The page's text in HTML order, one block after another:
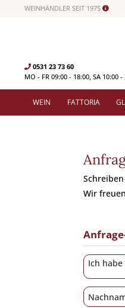
WEINHÄNDLER SEIT 1975
0531 23 73 60
MO - FR 09:00 - 18:00, SA 10:00 -
WEIN FATTORIA
Wir